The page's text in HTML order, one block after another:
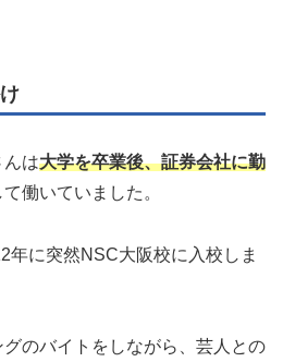
んは大学を卒業後、証券会社に勤
て働いていました。
年に突然NSC大阪校に入校しま
のバイトをしながら、芸人との